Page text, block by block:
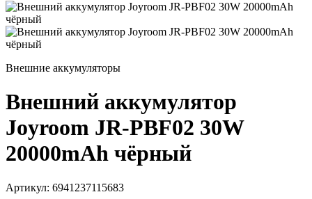
Внешние аккумуляторы
Внешний аккумулятор
Joyroom JR-PBF02 30W
20000mAh чёрный
Артикул: 6941237115683